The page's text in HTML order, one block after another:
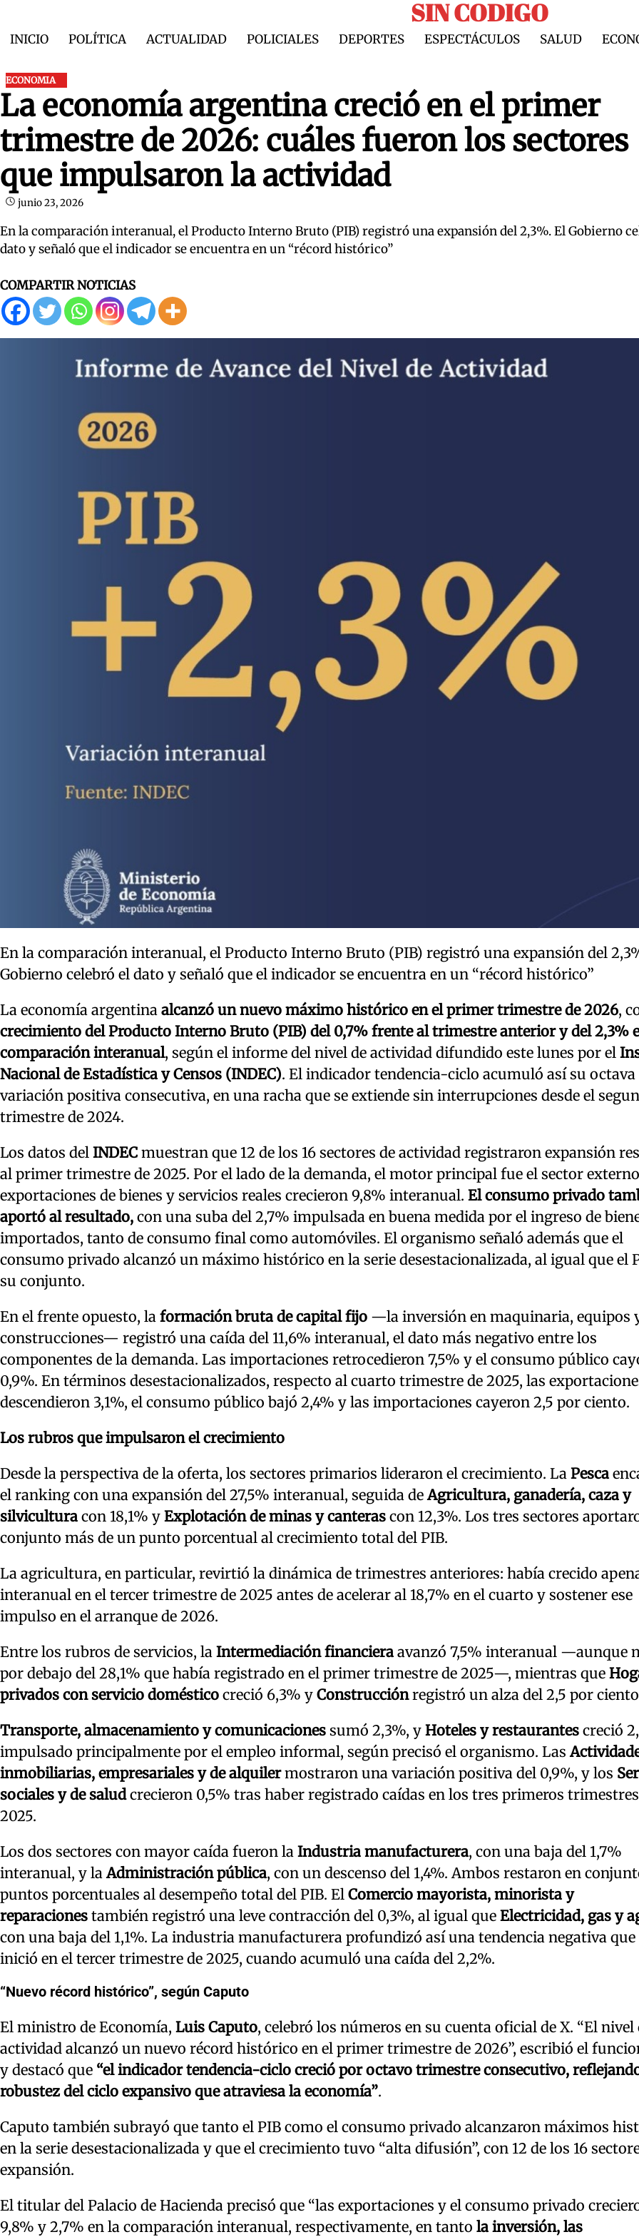
content
SIN CODIGO
INICIO POLÍTICA ACTUALIDAD POLICIALES DEPORTES ESPECTÁCULOS SALUD
ECONOMIA
La economía argentina creció en el primer
trimestre de 2026: cuáles fueron los sectores
que impulsaron la actividad
junio 23, 2026
En la comparación interanual, el Producto Interno Bruto (PIB) registró una expansión del 2,3%. El Gobierno
dato y señaló que el indicador se encuentra en un “récord histórico”
COMPARTIR NOTICIAS
En la comparación interanual, el Producto Interno Bruto (PIB) registró una expansión del
Gobierno celebró el dato y señaló que el indicador se encuentra en un “récord histórico”
La economía argentina alcanzó un nuevo máximo histórico en el primer trimestre de 2026,
crecimiento del Producto Interno Bruto (PIB) del 0,7% frente al trimestre anterior y del 2,3%
comparación interanual, según el informe del nivel de actividad difundido este lunes por el
Nacional de Estadística y Censos (INDEC). El indicador tendencia-ciclo acumuló así su octava
variación positiva consecutiva, en una racha que se extiende sin interrupciones desde el
trimestre de 2024.
Los datos del INDEC muestran que 12 de los 16 sectores de actividad registraron expansión
al primer trimestre de 2025. Por el lado de la demanda, el motor principal fue el sector
exportaciones de bienes y servicios reales crecieron 9,8% interanual. El consumo privado
aportó al resultado, con una suba del 2,7% impulsada en buena medida por el ingreso de
importados, tanto de consumo final como automóviles. El organismo señaló además que el
consumo privado alcanzó un máximo histórico en la serie desestacionalizada, al igual que el
su conjunto.
En el frente opuesto, la formación bruta de capital fijo —la inversión en maquinaria, equipos
construcciones— registró una caída del 11,6% interanual, el dato más negativo entre los
componentes de la demanda. Las importaciones retrocedieron 7,5% y el consumo público
0,9%. En términos desestacionalizados, respecto al cuarto trimestre de 2025, las
descendieron 3,1%, el consumo público bajó 2,4% y las importaciones cayeron 2,5 por ciento.
Los rubros que impulsaron el crecimiento
Desde la perspectiva de la oferta, los sectores primarios lideraron el crecimiento. La Pesca
el ranking con una expansión del 27,5% interanual, seguida deAgricultura, ganadería, caza y
silvicultura con 18,1% y Explotación de minas y canteras con 12,3%. Los tres sectores
conjunto más de un punto porcentual al crecimiento total del PIB.
La agricultura, en particular, revirtió la dinámica de trimestres anteriores: había crecido
interanual en el tercer trimestre de 2025 antes de acelerar al 18,7% en el cuarto y sostener ese
impulso en el arranque de 2026.
Entre los rubros de servicios, la Intermediación financiera avanzó 7,5% interanual —aunque
por debajo del 28,1% que había registrado en el primer trimestre de 2025—, mientras que
privados con servicio doméstico creció 6,3% y Construcciónregistró un alza del 2,5 por
Transporte, almacenamiento y comunicaciones sumó 2,3%, y Hoteles y restaurantes creció
impulsado principalmente por el empleo informal, según precisó el organismo. Las
inmobiliarias, empresariales y de alquilermostraron una variación positiva del 0,9%, y los
sociales y de saludcrecieron 0,5% tras haber registrado caídas en los tres primeros
2025.
Los dos sectores con mayor caída fueron la Industria manufacturera, con una baja del 1,7%
interanual, y laAdministración pública, con un descenso del 1,4%. Ambos restaron en
puntos porcentuales al desempeño total del PIB. El Comercio mayorista, minorista y
reparaciones también registró una leve contracción del 0,3%, al igual que Electricidad, gas y
con una baja del 1,1%. La industria manufacturera profundizó así una tendencia negativa que
inició en el tercer trimestre de 2025, cuando acumuló una caída del 2,2%.
“Nuevo récord histórico”, según Caputo
El ministro de Economía, Luis Caputo, celebró los números en su cuenta oficial de X. “El nivel
actividad alcanzó un nuevo récord histórico en el primer trimestre de 2026”, escribió el
y destacó que “el indicador tendencia-ciclo creció por octavo trimestre consecutivo,
robustez del ciclo expansivo que atraviesa la economía”.
Caputo también subrayó que tanto el PIB como el consumo privado alcanzaron máximos
en la serie desestacionalizada y que el crecimiento tuvo “alta difusión”, con 12 de los 16
expansión.
El titular del Palacio de Hacienda precisó que “las exportaciones y el consumo privado
9,8% y 2,7% en la comparación interanual, respectivamente, en tanto la inversión, las